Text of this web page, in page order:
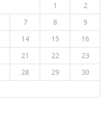
1
2
7 8
9
14 15
16
21 22
23
28 29
30